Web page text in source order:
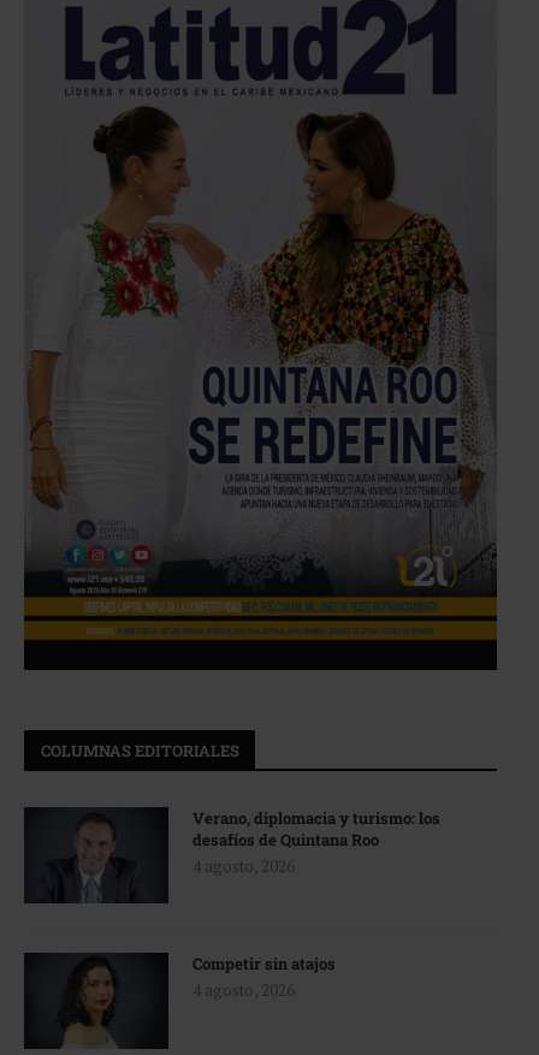
COLUMNAS EDITORIALES
Verano, diplomacia y turismo: los
desafíos de Quintana Roo
4 agosto, 2026
Competir sin atajos
4 agosto, 2026